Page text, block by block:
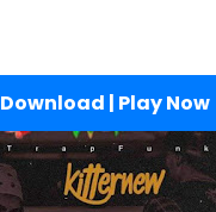
Download | Play Now